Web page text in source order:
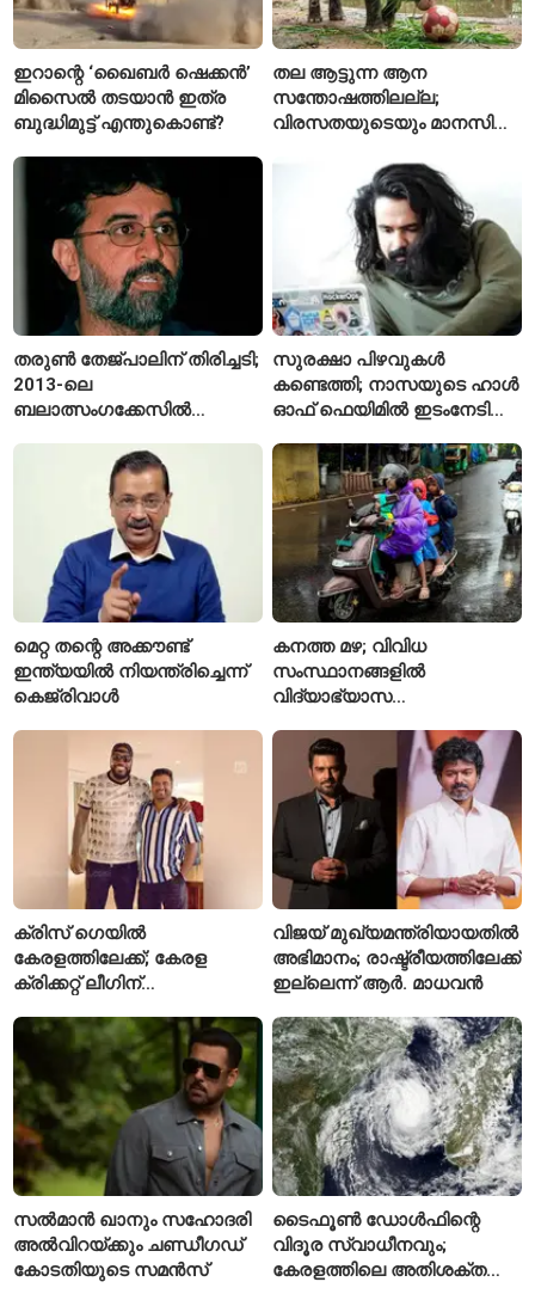
ഇറാന്റെ ‘ഖൈബർ ഷെക്കൻ’
മിസൈൽ തടയാൻ ഇത്ര
ബുദ്ധിമുട്ട് എന്തുകൊണ്ട്?
തല ആട്ടുന്ന ആന
സന്തോഷത്തിലല്ല;
വിരസതയുടെയും മാനസിക
ലക്ഷണമെന്ന് വിദഗ്ധർ
തരുൺ തേജ്പാലിന് തിരിച്ചടി;
2013-ലെ
ബലാത്സംഗക്കേസിൽ
ഹൈക്കോടതി
സുരക്ഷാ പിഴവുകൾ
കണ്ടെത്തി; നാസയുടെ ഹാൾ
ഓഫ് ഫെയിമിൽ ഇടംനേടി
മെറ്റ തന്റെ അക്കൗണ്ട്
ഇന്ത്യയിൽ നിയന്ത്രിച്ചെന്ന്
കെജ്‌രിവാൾ
കനത്ത മഴ; വിവിധ
സംസ്ഥാനങ്ങളിൽ
വിദ്യാഭ്യാസ
പ്രഖ്യാപിച്ചു
ക്രിസ് ഗെയിൽ
കേരളത്തിലേക്ക്; കേരള
ക്രിക്കറ്റ് ലീഗിന്
താരങ്ങൾക്ക് പരിശീലനം
നൽകും
വിജയ് മുഖ്യമന്ത്രിയായതിൽ
അഭിമാനം; രാഷ്ട്രീയത്തിലേക്ക്
ഇല്ലെന്ന് ആർ. മാധവൻ
സൽമാൻ ഖാനും സഹോദരി
അൽവിറയ്ക്കും ചണ്ഡീഗഡ്
കോടതിയുടെ സമൻസ്
ടൈഫൂൺ ഡോൾഫിന്റെ
വിദൂര സ്വാധീനവും;
കേരളത്തിലെ അതിശക്ത